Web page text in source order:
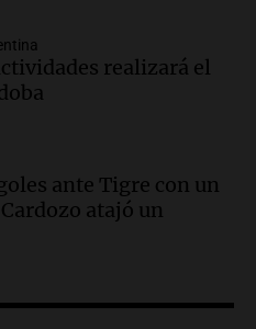
inviolabilidad de la
en Rafaela:
vivienda y vehículos
en Rafaela
realizará el
ante Tigre con un
atajó un